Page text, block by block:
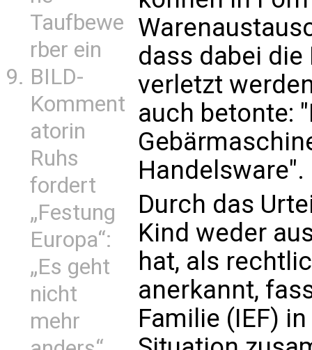
Taufbewe
rber ein
BILD-
Komment
atorin
Ruhs
fordert
„Festung
Europa“:
„Es geht
nicht
mehr
dass dabei
verletzt
auch betonte:
Handelsware".
Durch das
Kind weder
hat, als
anerkannt,
Familie (IEF)